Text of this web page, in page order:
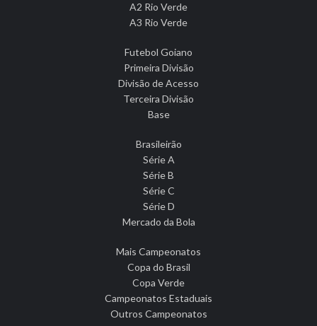
A2 Rio Verde
A3 Rio Verde
Futebol Goiano
Primeira Divisão
Divisão de Acesso
Terceira Divisão
Base
Brasileirão
Série A
Série B
Série C
Série D
Mercado da Bola
Mais Campeonatos
Copa do Brasil
Copa Verde
Campeonatos Estaduais
Outros Campeonatos